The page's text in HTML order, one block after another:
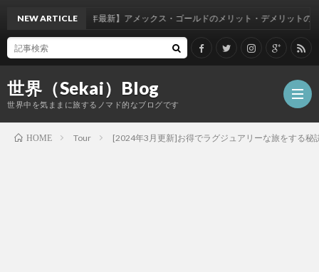
世界（Sekai）Blog
世界中を気ままに旅するノマド的なブログです
NEW ARTICLE
【2021年最新】アメックス・ゴールドのメリット・デメリットのご紹介
HOME Tour [2024年3月更新]お得でラグジュアリーな旅をする秘